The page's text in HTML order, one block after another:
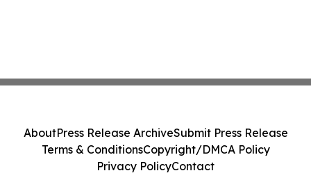
AboutPress Release ArchiveSubmit Press Release
Terms & ConditionsCopyright/DMCA Policy
Privacy PolicyContact